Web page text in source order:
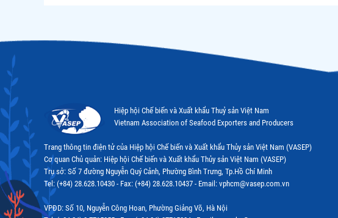
Hiệp hội Chế biến và Xuất khẩu Thuỷ sản Việt Nam
Vietnam Association of Seafood Exporters and Producers
Trang thông tin điện tử của Hiệp hội Chế biến và Xuất khẩu Thủy sản Việt Nam (VASEP)
Cơ quan Chủ quản: Hiệp hội Chế biến và Xuất khẩu Thủy sản Việt Nam (VASEP)
Trụ sở: Số 7 đường Nguyễn Quý Cảnh, Phường Bình Trưng, Tp.Hồ Chí Minh
Tel: (+84) 28.628.10430 - Fax: (+84) 28.628.10437 - Email: vphcm@vasep.com.vn
VPĐD: Số 10, Nguyễn Công Hoan, Phường Giảng Võ, Hà Nội